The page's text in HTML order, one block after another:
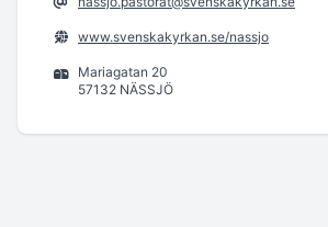
www.svenskakyrkan.se/nassjo
Mariagatan 20
57132 NÄSSJÖ